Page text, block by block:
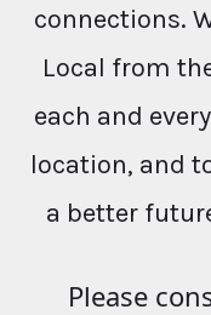
connections.
Local from
each and
location, and
a better
Please